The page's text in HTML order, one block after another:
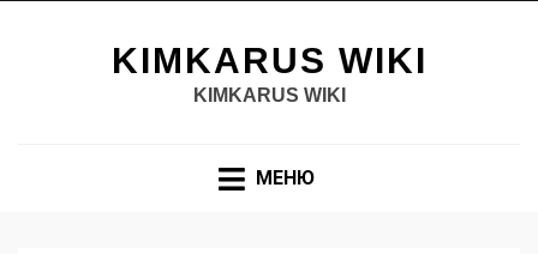
KIMKARUS WIKI
KIMKARUS WIKI
МЕНЮ